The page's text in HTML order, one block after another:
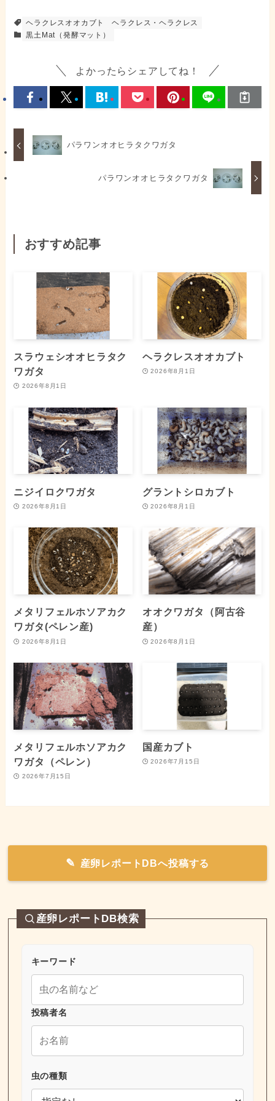
ヘラクレスオオカブト
ヘラクレス・ヘラクレス
黒土Mat（発酵マット）
よかったらシェアしてね！
パラワンオオヒラタクワガタ
パラワンオオヒラタクワガタ
おすすめ記事
スラウェシオオヒラタク
ワガタ
2026年8月1日
ヘラクレスオオカブト
2026年8月1日
ニジイロクワガタ
2026年8月1日
グラントシロカブト
2026年8月1日
メタリフェルホソアカク
ワガタ(ペレン産)
2026年8月1日
オオクワガタ（阿古谷
産）
2026年8月1日
メタリフェルホソアカク
ワガタ（ペレン）
2026年7月15日
国産カブト
2026年7月15日
産卵レポートDBへ投稿する
産卵レポートDB検索
キーワード
投稿者名
虫の種類